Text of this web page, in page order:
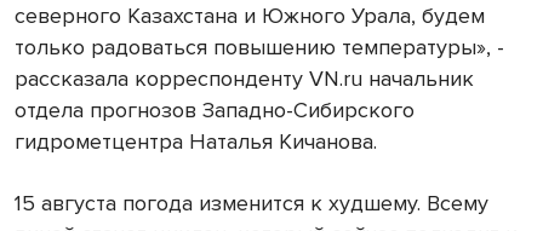
северного Казахстана и Южного Урала, будем
только радоваться повышению температуры», -
рассказала корреспонденту VN.ru начальник
отдела прогнозов Западно-Сибирского
гидрометцентра Наталья Кичанова.
15 августа погода изменится к худшему. Всему